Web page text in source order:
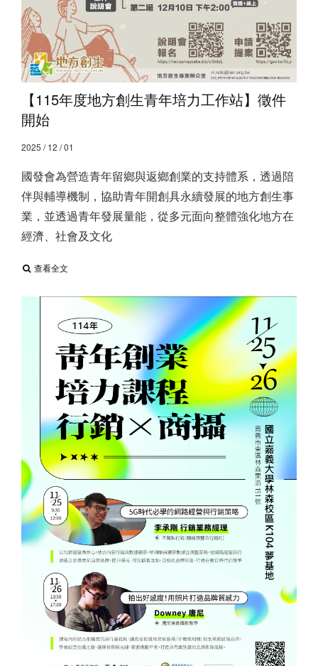
【115年度地方創生青年培力工作站】徵件
開始
2025 / 12 / 01
國發會為營造青年留鄉與返鄉創業的支持體系，透過陪
伴與輔導機制，協助青年開創具永續發展的地方創生事
業，並透過青年發展量能，從多元面向整體強化地方在
經濟、社會及文化
查看全文